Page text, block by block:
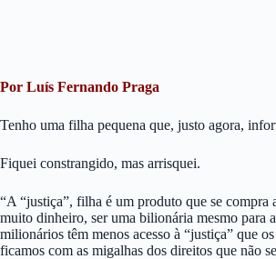
Por Luís Fernando Praga
Tenho uma filha pequena que, justo agora,
Fiquei constrangido, mas arrisquei.
“A “justiça”, filha é um produto que se compra
muito dinheiro, ser uma bilionária mesmo para
milionários têm menos acesso à “justiça” que
ficamos com as migalhas dos direitos que não